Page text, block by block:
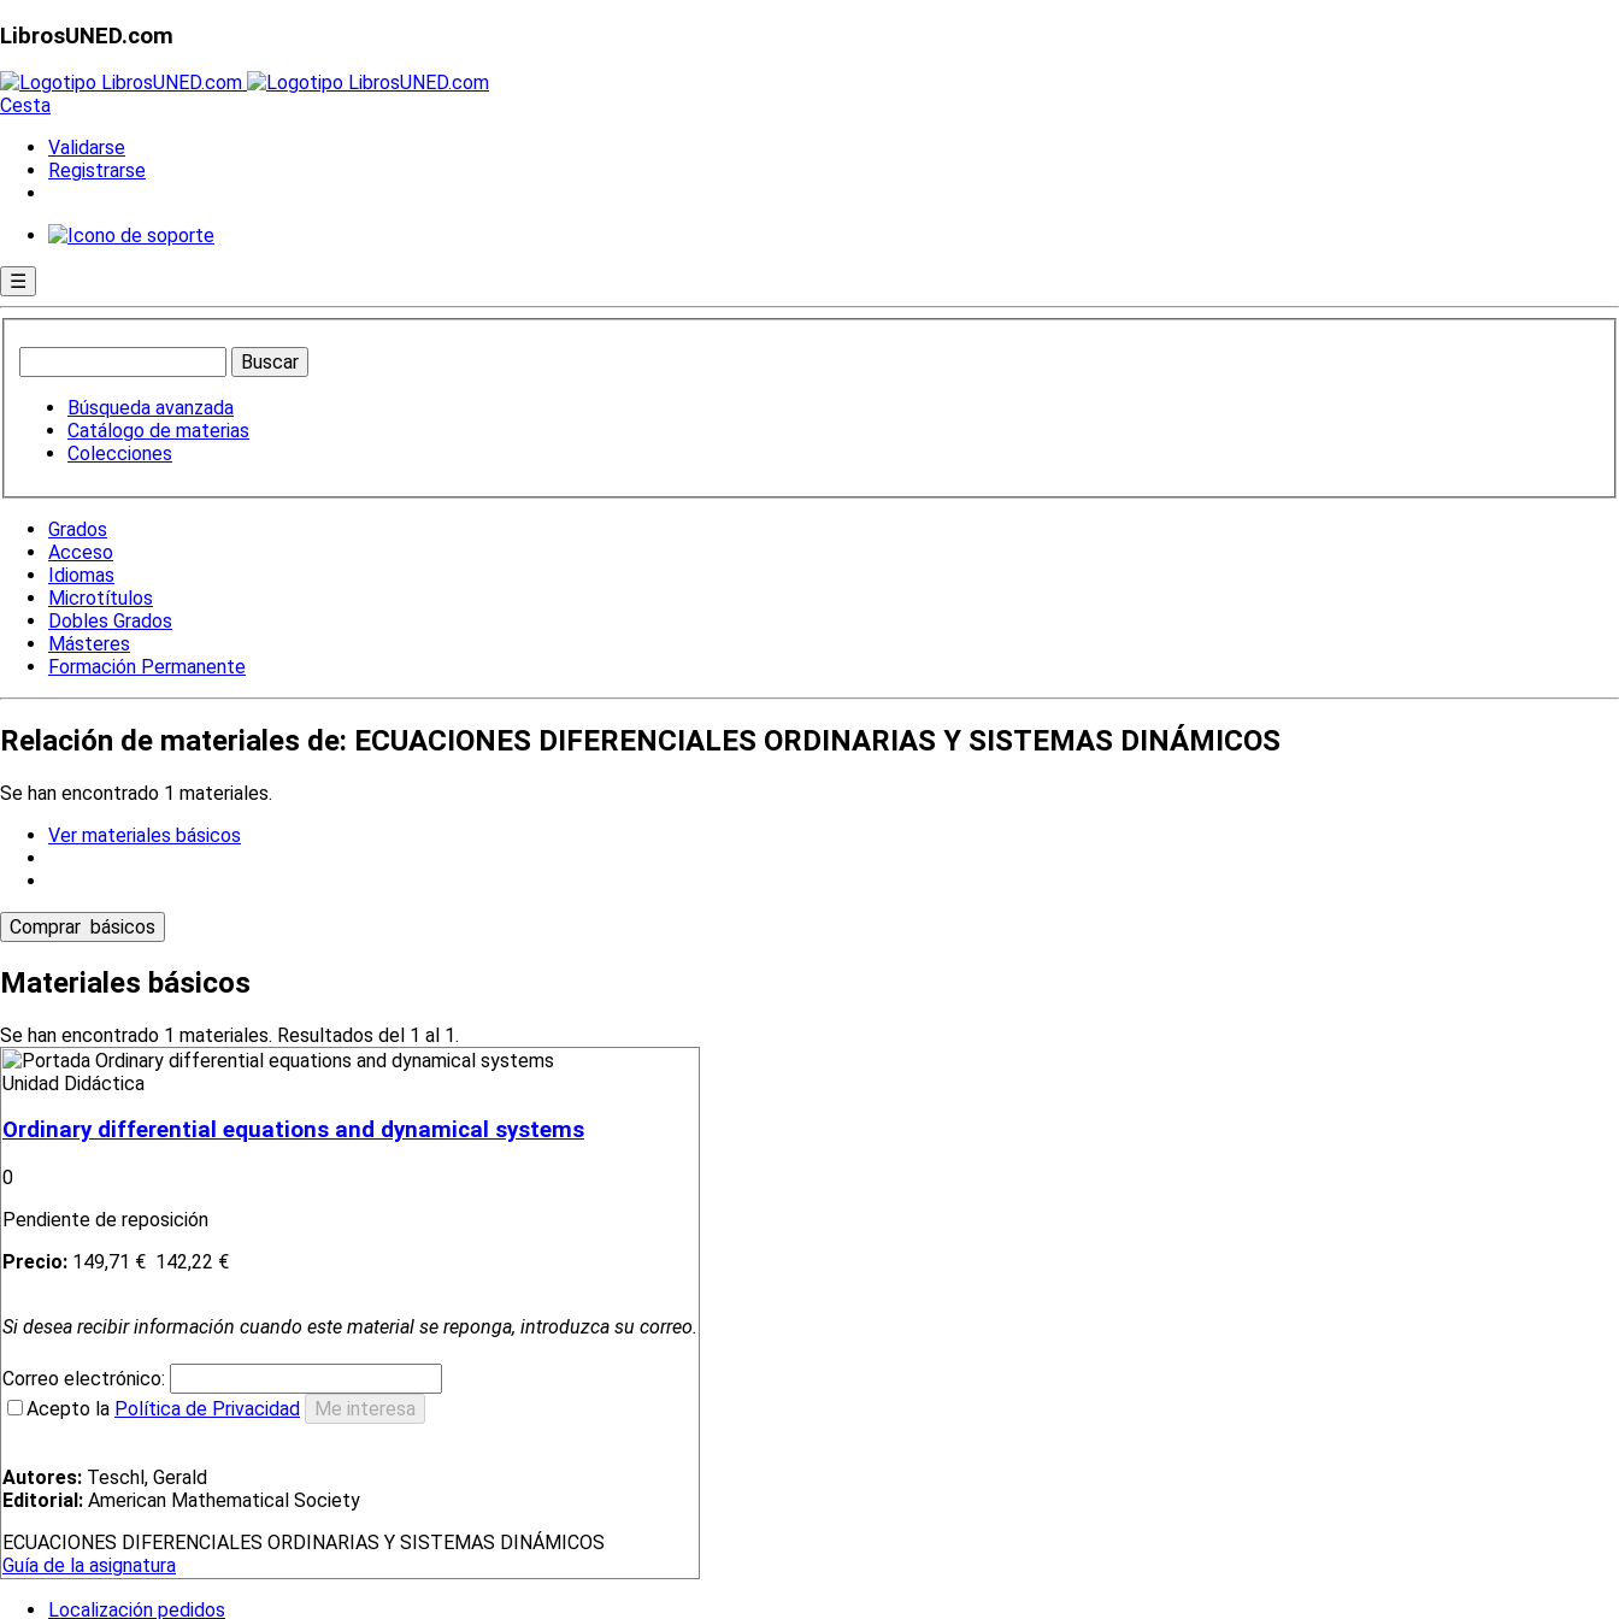
LibrosUNED.com
Cesta
Validarse
Registrarse
☰
Búsqueda avanzada
Catálogo de materias
Colecciones
Grados
Acceso
Idiomas
Microtítulos
Dobles Grados
Másteres
Formación Permanente
Relación de materiales de: ECUACIONES DIFERENCIALES ORDINARIAS Y SISTEMAS DINÁMICOS
Se han encontrado 1 materiales.
Ver materiales básicos
Materiales básicos
Se han encontrado 1 materiales. Resultados del 1 al 1.
Unidad Didáctica
Ordinary differential equations and dynamical systems
0
Pendiente de reposición
Precio: 149,71 € 142,22 €
Si desea recibir información cuando este material se reponga, introduzca su correo.
Correo electrónico:
Acepto la Política de Privacidad
Autores: Teschl, Gerald
Editorial: American Mathematical Society
ECUACIONES DIFERENCIALES ORDINARIAS Y SISTEMAS DINÁMICOS
Guía de la asignatura
Localización pedidos